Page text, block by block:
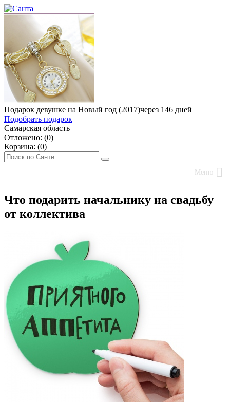
Подарок девушке на Новый год (2017)через 146 дней
Подобрать подарок
Самарская область
Отложено: (0)
Корзина: (0)
Меню
Что подарить начальнику на свадьбу
от коллектива